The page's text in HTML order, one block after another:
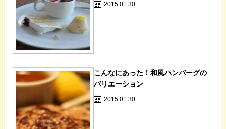
2015.01.30
こんなにあった！和風ハンバーグの
バリエーション
2015.01.30